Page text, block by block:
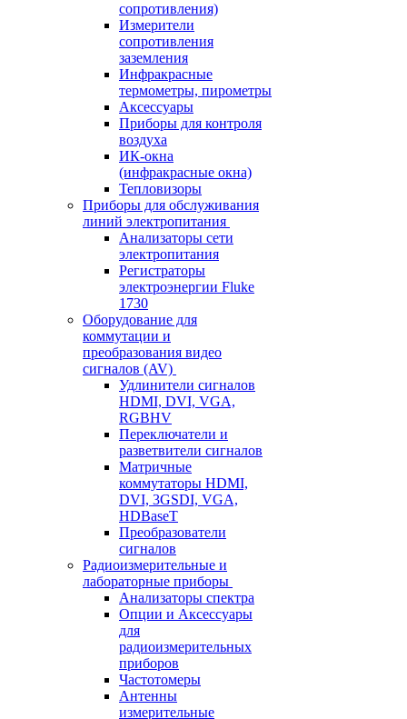
сопротивления)
Измерители
сопротивления
заземления
Инфракрасные
термометры, пирометры
Аксессуары
Приборы для контроля
воздуха
ИК-окна
(инфракрасные окна)
Тепловизоры
Приборы для обслуживания
линий электропитания
Анализаторы сети
электропитания
Регистраторы
электроэнергии Fluke
1730
Оборудование для
коммутации и
преобразования видео
сигналов (AV)
Удлинители сигналов
HDMI, DVI, VGA,
RGBHV
Переключатели и
разветвители сигналов
Матричные
коммутаторы HDMI,
DVI, 3GSDI, VGA,
HDBaseT
Преобразователи
сигналов
Радиоизмерительные и
лабораторные приборы
Анализаторы спектра
Опции и Аксессуары
для
радиоизмерительных
приборов
Частотомеры
Антенны
измерительные